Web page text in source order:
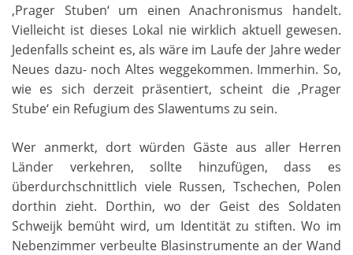
‚Prager Stuben‘ um einen Anachronismus handelt.
Vielleicht ist dieses Lokal nie wirklich aktuell gewesen.
Jedenfalls scheint es, als wäre im Laufe der Jahre weder
Neues dazu- noch Altes weggekommen. Immerhin. So,
wie es sich derzeit präsentiert, scheint die ‚Prager
Stube‘ ein Refugium des Slawentums zu sein.
Wer anmerkt, dort würden Gäste aus aller Herren
Länder verkehren, sollte hinzufügen, dass es
überdurchschnittlich viele Russen, Tschechen, Polen
dorthin zieht. Dorthin, wo der Geist des Soldaten
Schweijk bemüht wird, um Identität zu stiften. Wo im
Nebenzimmer verbeulte Blasinstrumente an der Wand